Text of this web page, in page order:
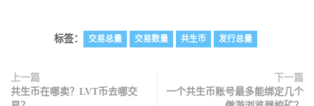
标签： 交易总量 交易数量 共生币 发行总量
上一篇
共生币在哪卖？LVT币去哪交
下一篇
一个共生币账号最多能绑定几个